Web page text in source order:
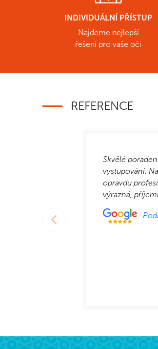
INDIVIDUÁLNÍ PŘÍSTUP
Najdeme nejlepší
řešení pro vaše oči
REFERENCE
Skvělé
vystupování.
opravdu
výrazná,